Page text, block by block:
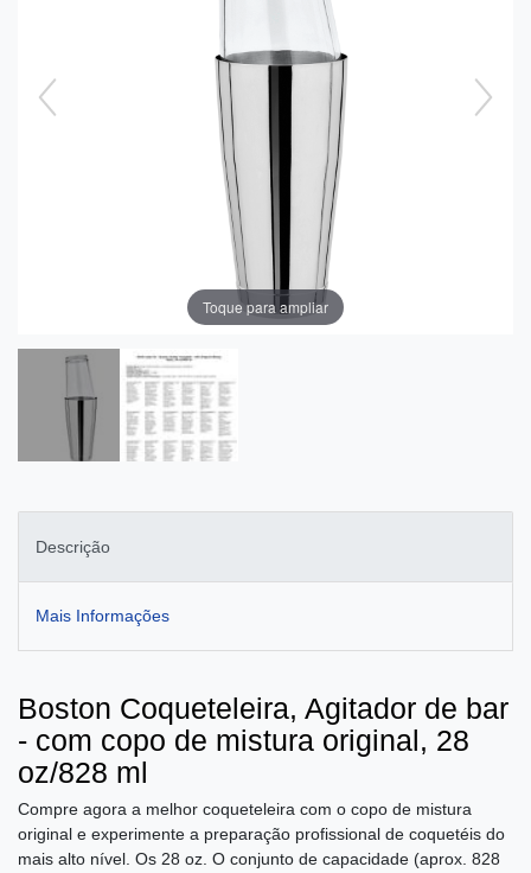
Toque para ampliar
Descrição
Mais Informações
Boston Coqueteleira, Agitador de bar
- com copo de mistura original, 28
oz/828 ml
Compre agora a melhor coqueteleira com o copo de mistura
original e experimente a preparação profissional de coquetéis do
mais alto nível. Os 28 oz. O conjunto de capacidade (aprox. 828